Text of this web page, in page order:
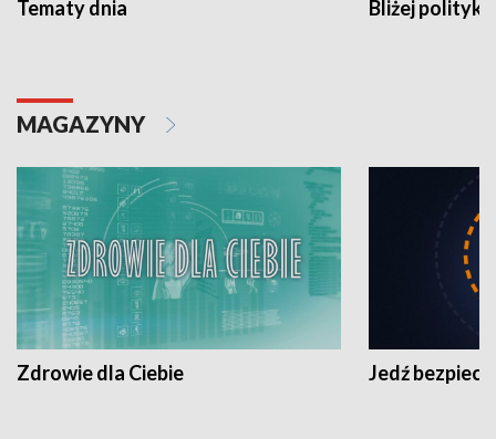
Tematy dnia Bliżej polityki
MAGAZYNY
Zdrowie dla Ciebie Jedź